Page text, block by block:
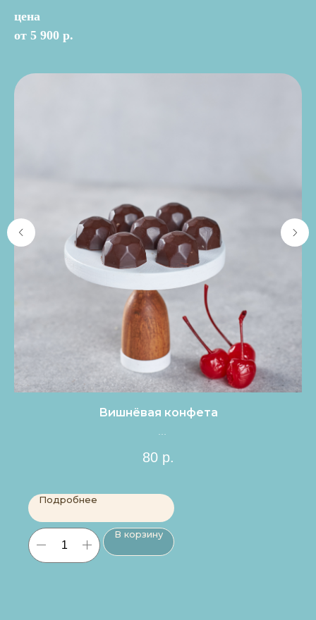
цена
от 5 900 р.
Вишнёвая конфета
80 р.
Подробнее
В корзину